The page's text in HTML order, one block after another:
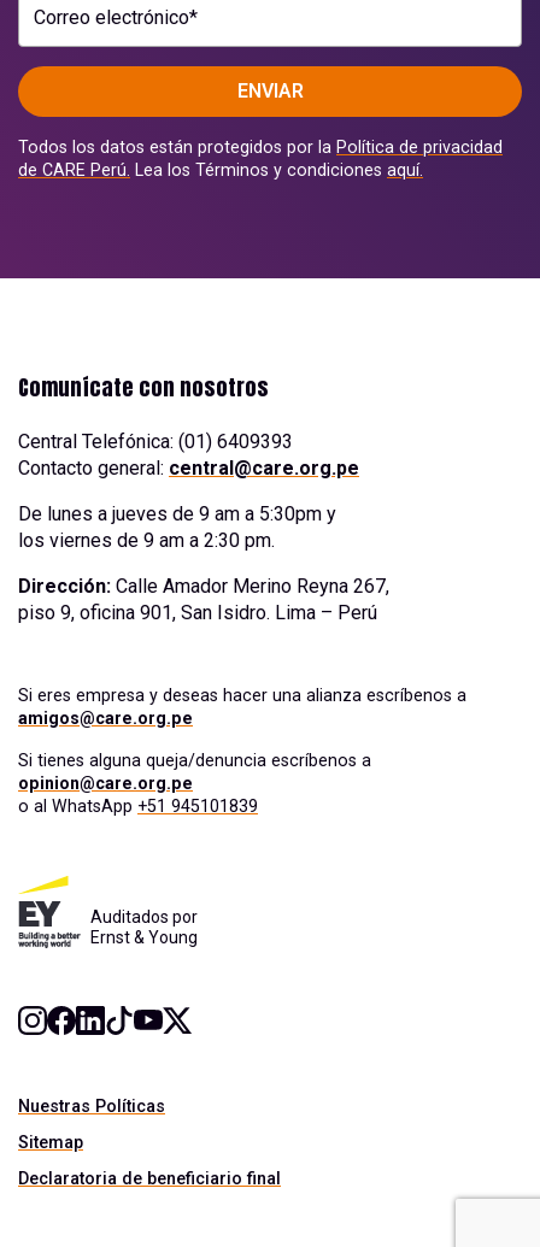
Correo electrónico*
ENVIAR
Todos los datos están protegidos por la Política de privacidad
de CARE Perú. Lea los Términos y condiciones aquí.
Comunícate con nosotros
Central Telefónica: (01) 6409393
Contacto general: central@care.org.pe
De lunes a jueves de 9 am a 5:30pm y
los viernes de 9 am a 2:30 pm.
Dirección: Calle Amador Merino Reyna 267,
piso 9, oficina 901, San Isidro. Lima – Perú
Si eres empresa y deseas hacer una alianza escríbenos a
amigos@care.org.pe
Si tienes alguna queja/denuncia escríbenos a
opinion@care.org.pe
o al WhatsApp +51 945101839
Auditados por
Ernst & Young
Nuestras Políticas
Sitemap
Declaratoria de beneficiario final